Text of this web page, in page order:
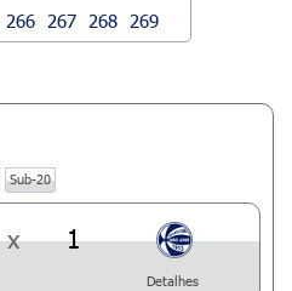
266 267 268 269
Sub-20
x 1
Detalhes